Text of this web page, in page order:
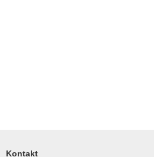
Kontakt